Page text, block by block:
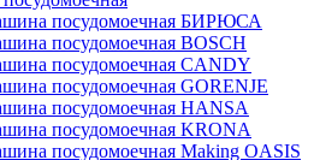
посудомоечная БИРЮСА
посудомоечная BOSCH
посудомоечная CANDY
посудомоечная GORENJE
посудомоечная HANSA
посудомоечная KRONA
посудомоечная Making OASIS